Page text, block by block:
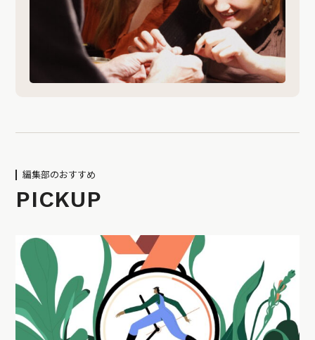
編集部のおすすめ
PICKUP